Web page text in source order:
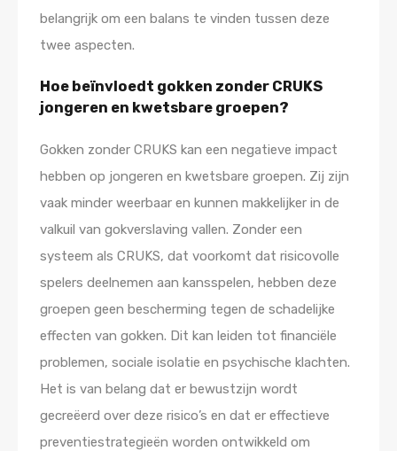
belangrijk om een balans te vinden tussen deze
twee aspecten.
Hoe beïnvloedt gokken zonder CRUKS
jongeren en kwetsbare groepen?
Gokken zonder CRUKS kan een negatieve impact
hebben op jongeren en kwetsbare groepen. Zij zijn
vaak minder weerbaar en kunnen makkelijker in de
valkuil van gokverslaving vallen. Zonder een
systeem als CRUKS, dat voorkomt dat risicovolle
spelers deelnemen aan kansspelen, hebben deze
groepen geen bescherming tegen de schadelijke
effecten van gokken. Dit kan leiden tot financiële
problemen, sociale isolatie en psychische klachten.
Het is van belang dat er bewustzijn wordt
gecreëerd over deze risico’s en dat er effectieve
preventiestrategieën worden ontwikkeld om